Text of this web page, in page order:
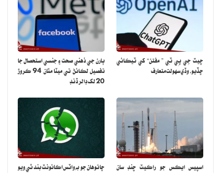
چيٽ جِي پِي ٽِي ” مفتن“ کي ٽيڪائي
ڇڏيو، وڏي سهولت متعارف
ٻارن جي ذهني صحت ۽ جنسي استحصال جا
تفصيل لڪائڻ تي ميٽا مٿان 94 ڪروڙ
20 لک ڊالر ڏنڊ
اسپيس ايڪس جو راڪيٽ چنڊ سان
ڇا توهان جو به واٽس اڪائونٽ بند ٿي ويو